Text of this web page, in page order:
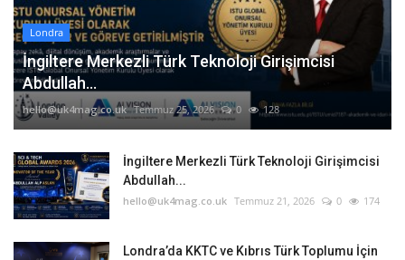
Londra
İngiltere Merkezli Türk Teknoloji Girişimcisi
Abdullah...
hello@uk4mag.co.uk Temmuz 25, 2026 0 128
İngiltere Merkezli Türk Teknoloji Girişimcisi
Abdullah...
hello@uk4mag.co.uk Temmuz 21, 2026 0 174
Londra’da KKTC ve Kıbrıs Türk Toplumu İçin